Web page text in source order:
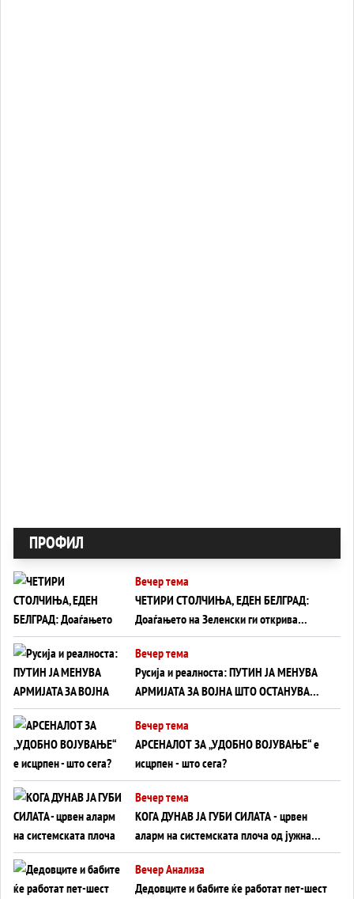
ПРОФИЛ
Вечер тема
ЧЕТИРИ СТОЛЧИЊА, ЕДЕН БЕЛГРАД:
Доаѓањето на Зеленски ги открива
тајните на политиката на балансирање
на Вучиќ
Вечер тема
Русија и реалноста: ПУТИН ЈА МЕНУВА
АРМИЈАТА ЗА ВОЈНА ШТО ОСТАНУВА
БЕЗ ФРОНТ
Вечер тема
АРСЕНАЛОТ ЗА „УДОБНО ВОЈУВАЊЕ“ е
исцрпен - што сега?
Вечер тема
КОГА ДУНАВ ЈА ГУБИ СИЛАТА - црвен
аларм на системската плоча од јужна
Германија до Црното Море...
Вечер Анализа
Дедовците и бабите ќе работат пет-шест